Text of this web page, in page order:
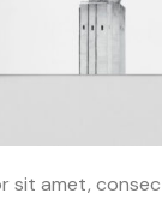
sit amet,